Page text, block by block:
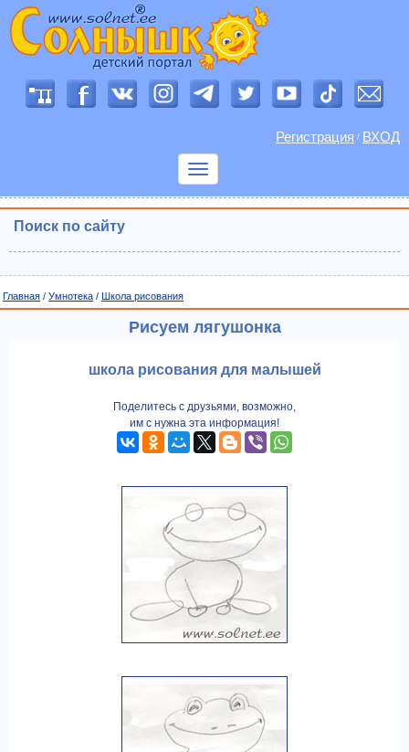
Регистрация / ВХОД
Показать
Поиск по сайту
Главная / Умнотека / Школа рисования
Рисуем лягушонка
школа рисования для малышей
Поделитесь с друзьями, возможно,
им с нужна эта информация!